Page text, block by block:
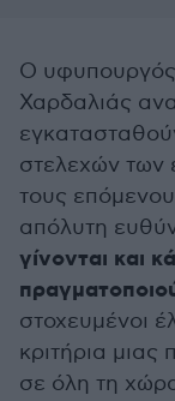
Ο υφυπουργός
Χαρδαλιάς
στελεχών των
τους
απόλυτη
γίνονται και
στοχευμένοι
κριτήρια
σε όλη τη